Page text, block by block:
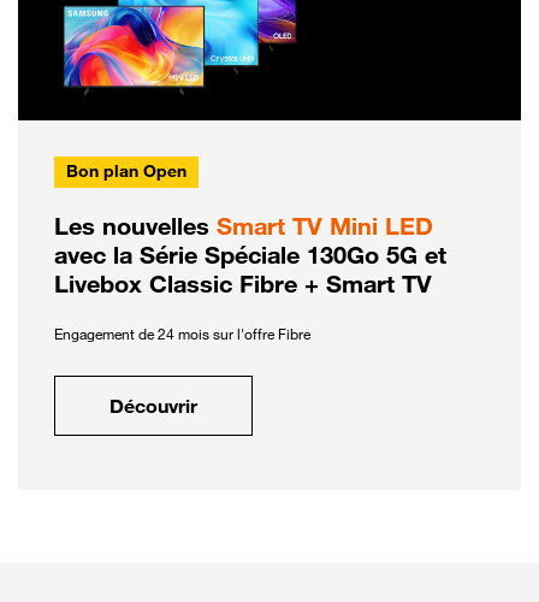
Bon plan Open
Les nouvelles Smart TV Mini LED
avec la Série Spéciale 130Go 5G et
Livebox Classic Fibre + Smart TV
Engagement de 24 mois sur l'offre Fibre
Découvrir